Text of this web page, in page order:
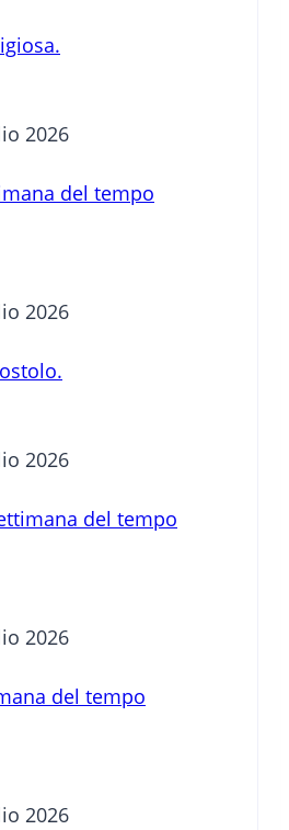
2026
del tempo
2026
2026
del tempo
2026
del tempo
2026